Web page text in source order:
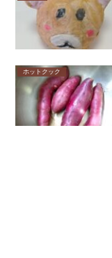
ホットクック